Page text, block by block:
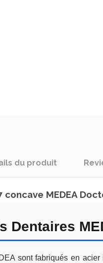
du produit
MEDEA
Dentaires
sont fabriqués en